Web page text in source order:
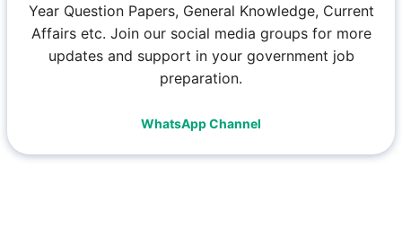
Year Question Papers, General Knowledge, Current
Affairs etc. Join our social media groups for more
updates and support in your government job
preparation.
WhatsApp Channel